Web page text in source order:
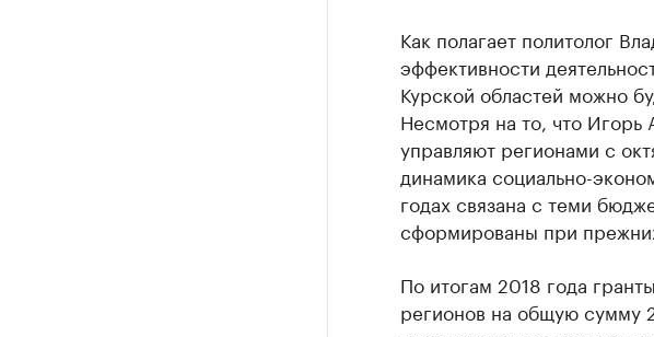
Как полагает политолог
эффективности
Курской областей можно
Несмотря на то, что Игорь
управляют регионами с
динамика социально-
годах связана с теми
сформированы при
По итогам 2018 года
регионов на общую сумму